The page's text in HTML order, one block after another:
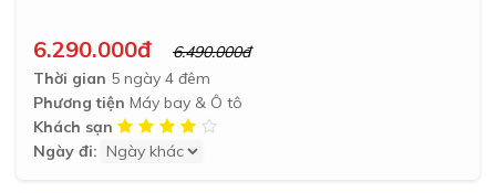
6.290.000đ
6.490.000đ
Thời gian 5 ngày 4 đêm
Phương tiện Máy bay & Ô tô
Khách sạn
Ngày đi: